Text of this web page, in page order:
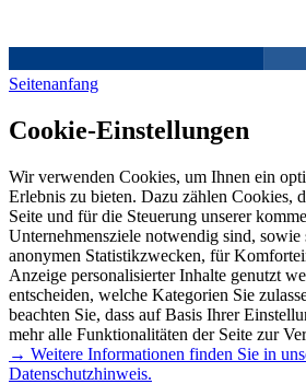
Seitenanfang
Cookie-Einstellungen
Wir verwenden Cookies, um Ihnen ein
Erlebnis zu bieten. Dazu zählen Cookies,
Seite und für die Steuerung unserer
Unternehmensziele notwendig sind,
anonymen Statistikzwecken, für
Anzeige personalisierter Inhalte genutzt
entscheiden, welche Kategorien Sie
beachten Sie, dass auf Basis Ihrer
mehr alle Funktionalitäten der Seite zur
→ Weitere Informationen finden Sie in
Datenschutzhinweis.